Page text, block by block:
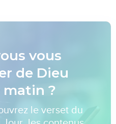
vous
de Dieu
matin ?
le verset du